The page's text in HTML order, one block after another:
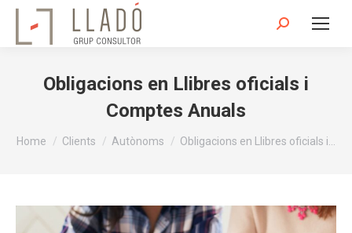
Search:
Obligacions en Llibres oficials i
Comptes Anuals
You are here:
Home Clients Autònoms Obligacions en Llibres oficials i…